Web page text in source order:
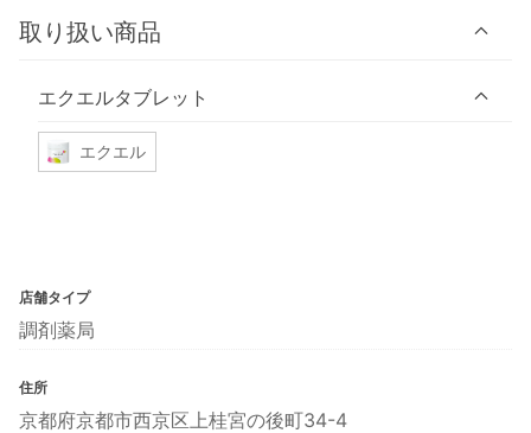
取り扱い商品
エクエルタブレット
エクエル
店舗タイプ
調剤薬局
住所
京都府京都市西京区上桂宮の後町34-4